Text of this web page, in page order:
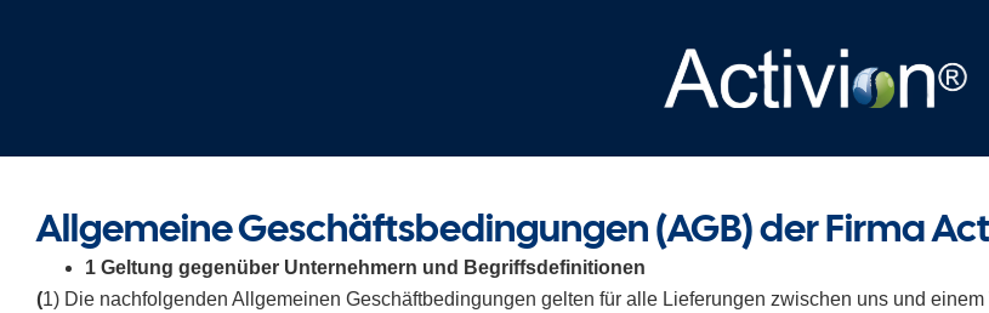
Allgemeine Geschäftsbedingungen (AGB) der Firma
1 Geltung gegenüber Unternehmern und Begriffsdefinitionen
(1) Die nachfolgenden Allgemeinen Geschäftbedingungen gelten für alle Lieferungen zwischen uns und